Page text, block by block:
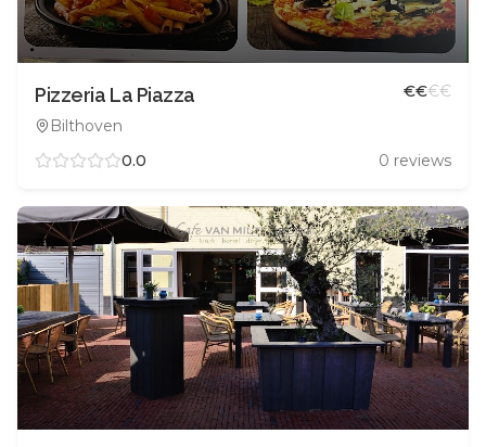
Pizzeria La Piazza
Bilthoven
€€€€
0.0 0 reviews